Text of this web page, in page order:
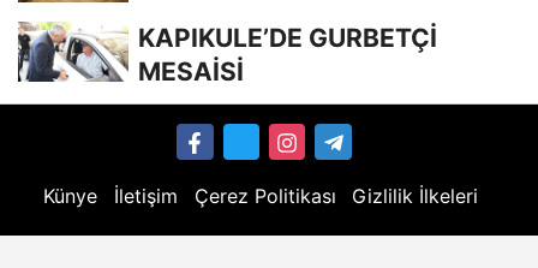
KAPIKULE’DE GURBETÇİ
MESAİSİ
Künye İletişim Çerez Politikası Gizlilik İlkeleri